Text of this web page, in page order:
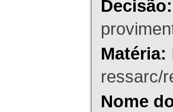
Decisão:
Matéria:
ressarc/
Nome